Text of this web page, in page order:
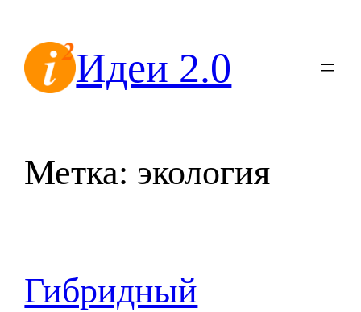
содержимомуИдеи 2.0
Метка: экология
Гибридный